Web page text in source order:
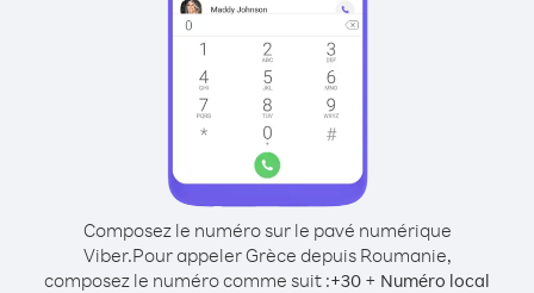
Composez le numéro sur le pavé numérique
Viber.Pour appeler Grèce depuis Roumanie,
composez le numéro comme suit :+30 + Numéro local